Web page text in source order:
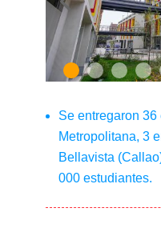
Se entregaron
Metropolitana, 3
Bellavista
000 estudiantes.